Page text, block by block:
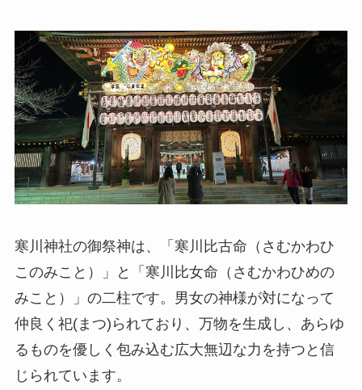
寒川神社の御祭神は、「寒川比古命（さむかわひ
このみこと）」と「寒川比女命（さむかわひめの
みこと）」の二柱です。男女の神様が対になって
仲良く祀(まつ)られており、万物を生成し、あらゆ
るものを優しく包み込む広大無辺な力を持つと信
じられています。